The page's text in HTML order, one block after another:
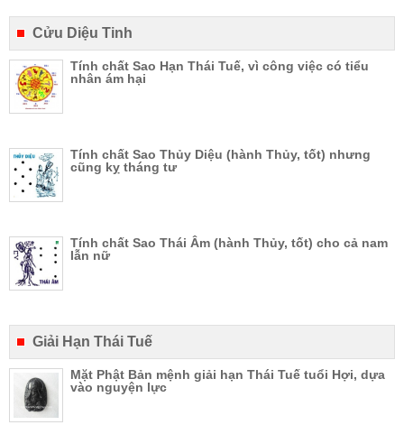
Cửu Diệu Tinh
Tính chất Sao Hạn Thái Tuế, vì công việc có tiểu
nhân ám hại
Tính chất Sao Thủy Diệu (hành Thủy, tốt) nhưng
cũng kỵ tháng tư
Tính chất Sao Thái Âm (hành Thủy, tốt) cho cả nam
lẫn nữ
Giải Hạn Thái Tuế
Mặt Phật Bản mệnh giải hạn Thái Tuế tuổi Hợi, dựa
vào nguyện lực